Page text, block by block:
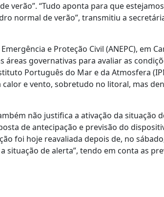
verão”. “Tudo aponta para que
normal de verão”, transmitiu a
e Proteção Civil (ANEPC), em
governativas para avaliar as
Português do Mar e da Atmosfera
e vento, sobretudo no litoral, mas
não justifica a ativação da situação
de antecipação e previsão do
foi hoje reavaliada depois de, no
situação de alerta”, tendo em conta as